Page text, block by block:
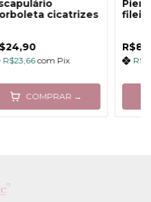
cicatrizes
R$23,66com Pix
COMPRAR →